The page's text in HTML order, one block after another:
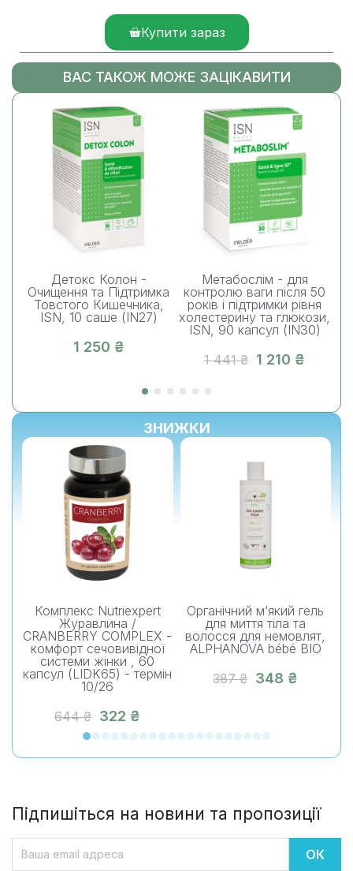
Купити зараз
ВАС ТАКОЖ МОЖЕ ЗАЦІКАВИТИ
Детокс Колон -
Очищення та Підтримка
Товстого Кишечника,
ISN, 10 саше (IN27)
1 250 ₴
-16%
Метабослім - для
контролю ваги після 50
років і підтримки рівня
холестерину та глюкози,
ISN, 90 капсул (IN30)
1 441 ₴ 1 210 ₴
ЗНИЖКИ
Комплекс Nutriexpert
Журавлина /
CRANBERRY COMPLEX -
комфорт сечовивідної
системи жінки , 60
капсул (LIDK65) - термін
10/26
644 ₴ 322 ₴
Органічний м’який гель
для миття тіла та
волосся для немовлят,
ALPHANOVA bébé BIO
387 ₴ 348 ₴
Підпишіться на новини та пропозиції